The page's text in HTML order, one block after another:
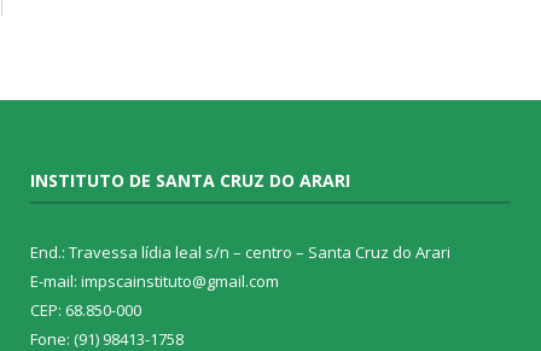
INSTITUTO DE SANTA CRUZ DO ARARI
End.: Travessa lídia leal s/n – centro – Santa Cruz do Arari
E-mail: impscainstituto@gmail.com
CEP: 68.850-000
Fone: (91) 98413-1758